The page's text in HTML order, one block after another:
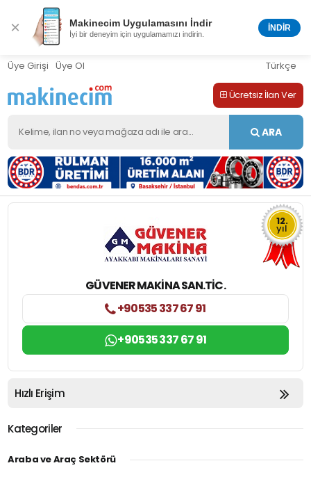
× Makinecim Uygulamasını İndir
İyi bir deneyim için uygulamamızı indirin.
İNDİR
Üye Girişi Üye Ol Türkçe
Ücretsiz İlan Ver
ARA
12.
yıl
GÜVENER MAKINA SAN.TIC.
+90535 337 67 91
+90535 337 67 91
Hızlı Erişim
Kategoriler
Araba ve Araç Sektörü